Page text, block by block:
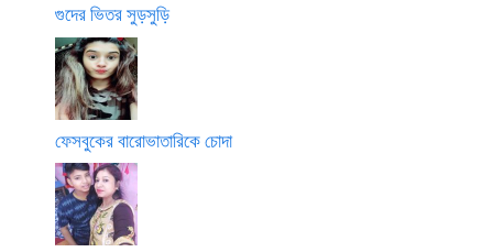
গুদের ভিতর সুড়সুড়ি
ফেসবুকের বারোভাতারিকে চোদা